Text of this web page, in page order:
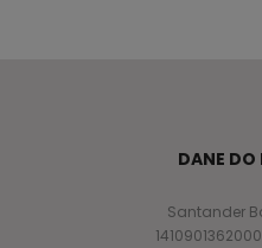
DANE DO
Santander